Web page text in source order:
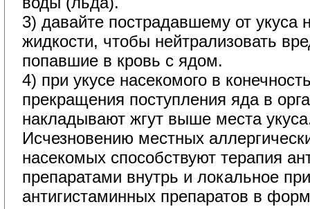
3) давайте пострадавшему от укуса
жидкости, чтобы нейтрализовать
попавшие в кровь с ядом.
4) при укусе насекомого в
прекращения поступления яда в
накладывают жгут выше места
Исчезновению местных
насекомых способствуют терапия
препаратами внутрь и локальное
антигистаминных препаратов в